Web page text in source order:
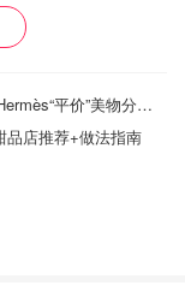
均价不过£500就能买到好看的爱马仕！Hermès“平价”美物分享～
品店推荐+做法指南